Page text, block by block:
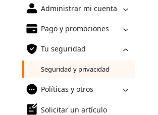
Administrar mi cuenta
Pago y promociones
Tu seguridad
Seguridad y privacidad
Políticas y otros
Solicitar un artículo